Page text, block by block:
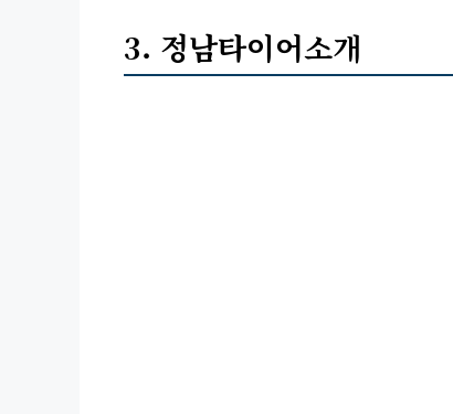
3. 정남타이어소개